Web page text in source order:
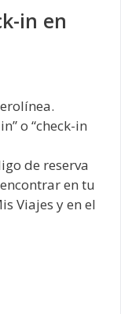
in en
o “check-in
de reserva
en tu
Viajes y en el